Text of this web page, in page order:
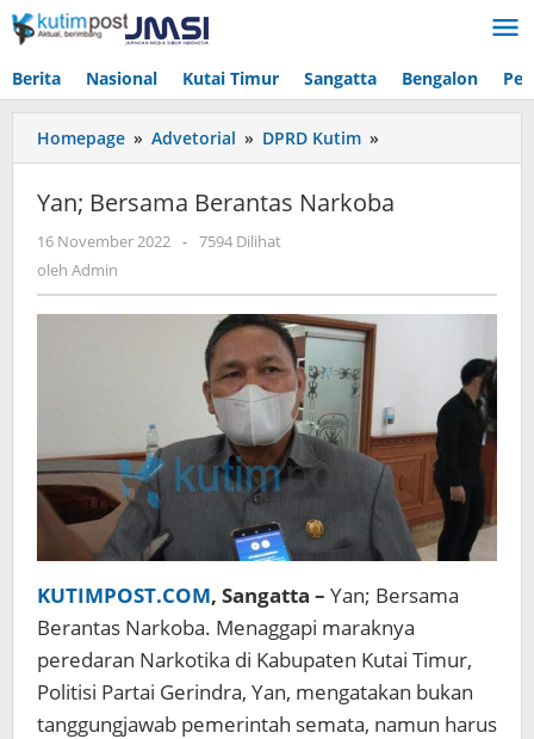
Lewati
ke
Berita Nasional Kutai Timur Sangatta Bengalon
Homepage » Advetorial » DPRD Kutim »
Bersama
Narkoba
Yan; Bersama Berantas Narkoba
16 November 2022 oleh
- 7594 Dilihat
oleh Admin
KUTIMPOST.COM, Sangatta – Yan; Bersama
Berantas Narkoba. Menaggapi maraknya
peredaran Narkotika di Kabupaten Kutai Timur,
Politisi Partai Gerindra, Yan, mengatakan bukan
tanggungjawab pemerintah semata, namun harus